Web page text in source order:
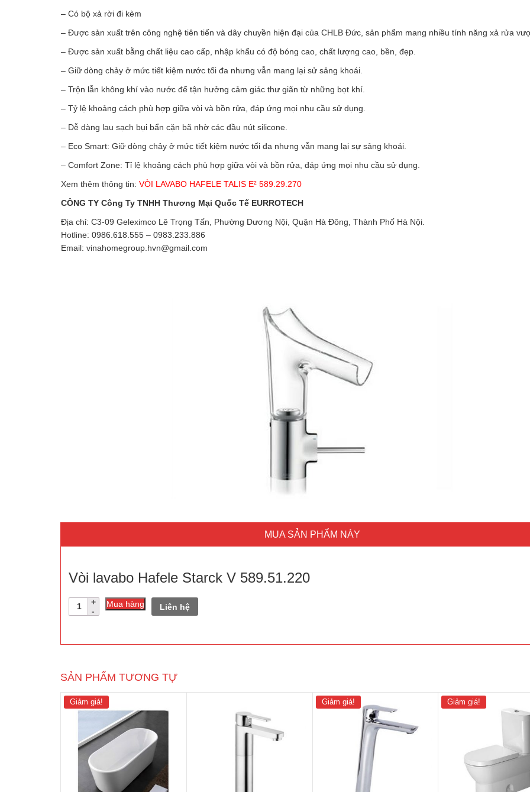
– Có bộ xả rời đi kèm
– Được sản xuất trên công nghệ tiên tiến và dây chuyền hiện đại của CHLB Đức, sản phẩm mang nhiều tính năng xả rửa
– Được sản xuất bằng chất liệu cao cấp, nhập khẩu có độ bóng cao, chất lượng cao, bền, đẹp.
– Giữ dòng chảy ở mức tiết kiệm nước tối đa nhưng vẫn mang lại sử sảng khoái.
– Trộn lẫn không khí vào nước để tận hưởng cảm giác thư giãn từ những bọt khí.
– Tỷ lệ khoảng cách phù hợp giữa vòi và bồn rửa, đáp ứng mọi nhu cầu sử dụng.
– Dễ dàng lau sạch bụi bẩn cặn bã nhờ các đầu nút silicone.
– Eco Smart: Giữ dòng chảy ở mức tiết kiệm nước tối đa nhưng vẫn mang lại sự sảng khoái.
– Comfort Zone: Tỉ lệ khoảng cách phù hợp giữa vòi và bồn rửa, đáp ứng mọi nhu cầu sử dụng.
Xem thêm thông tin: VÒI LAVABO HAFELE TALIS E² 589.29.270
CÔNG TY Công Ty TNHH Thương Mại Quốc Tế EURROTECH
Địa chỉ: C3-09 Geleximco Lê Trọng Tấn, Phường Dương Nội, Quận Hà Đông, Thành Phố Hà Nội.
Hotline: 0986.618.555 – 0983.233.886
Email: vinahomegroup.hvn@gmail.com
MUA SẢN PHẨM NÀY
Vòi lavabo Hafele Starck V 589.51.220
Số
lượng
Mua hàng Liên hệ
SẢN PHẨM TƯƠNG TỰ
Giảm giá! Giảm giá! Giảm giá!